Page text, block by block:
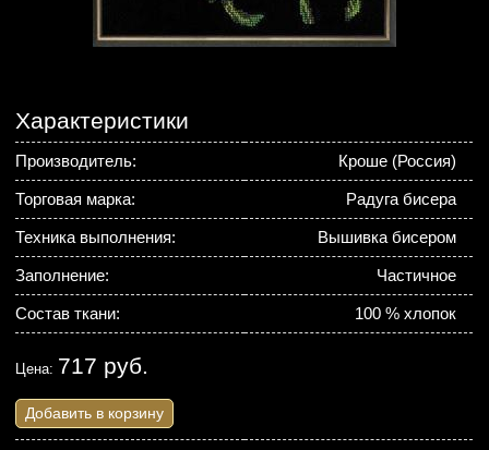
Характеристики
Производитель: Кроше (Россия)
Торговая марка: Радуга бисера
Техника выполнения: Вышивка бисером
Заполнение: Частичное
Состав ткани: 100 % хлопок
Цена: 717 руб.
Добавить в корзину